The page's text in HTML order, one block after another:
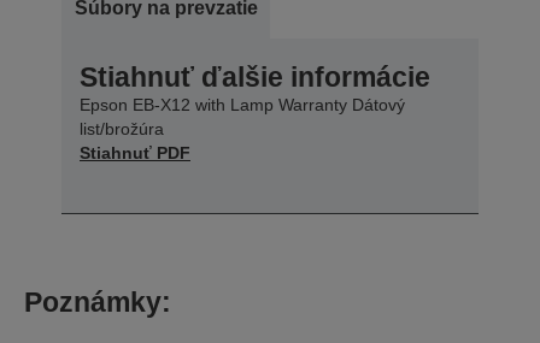
Súbory na prevzatie
Stiahnuť ďalšie informácie
Epson EB-X12 with Lamp Warranty Dátový
list/brožúra
Stiahnuť PDF
Poznámky: